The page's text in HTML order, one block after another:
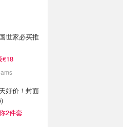
世家必买推
€18
好价！封面
2件套